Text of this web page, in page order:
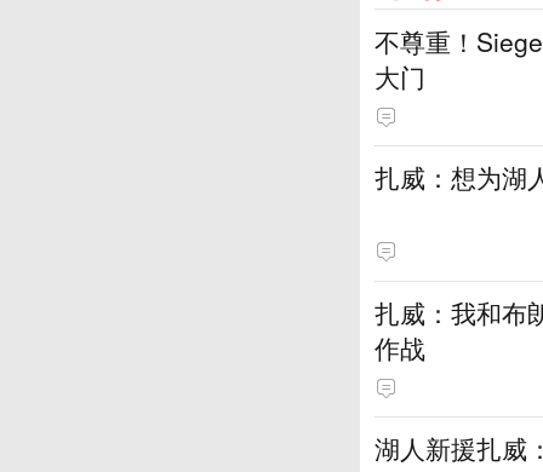
不尊重！
大门
扎威：想为湖
扎威：我和布
作战
湖人新援扎威